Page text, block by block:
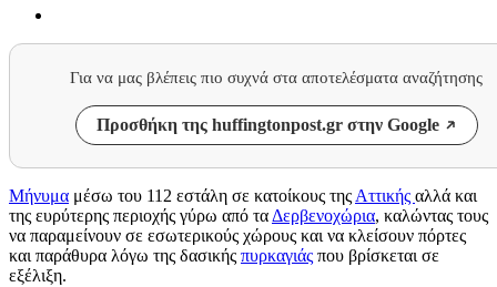
Για να μας βλέπεις πιο συχνά στα αποτελέσματα αναζήτησης
Προσθήκη της huffingtonpost.gr στην Google
Μήνυμα μέσω του 112 εστάλη σε κατοίκους της Αττικής αλλά και
της ευρύτερης περιοχής γύρω από τα Δερβενοχώρια, καλώντας τους
να παραμείνουν σε εσωτερικούς χώρους και να κλείσουν πόρτες
και παράθυρα λόγω της δασικής πυρκαγιάς που βρίσκεται σε
εξέλιξη.